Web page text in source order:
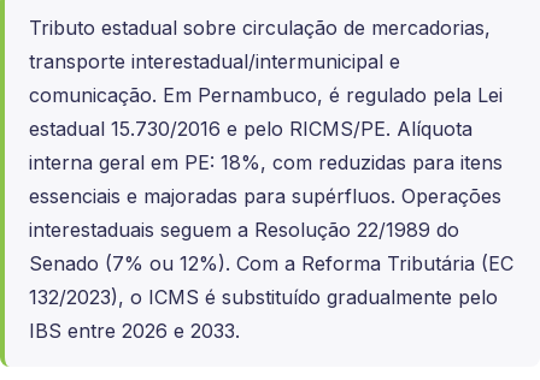
Tributo estadual sobre circulação de mercadorias,
transporte interestadual/intermunicipal e
comunicação. Em Pernambuco, é regulado pela Lei
estadual 15.730/2016 e pelo RICMS/PE. Alíquota
interna geral em PE: 18%, com reduzidas para itens
essenciais e majoradas para supérfluos. Operações
interestaduais seguem a Resolução 22/1989 do
Senado (7% ou 12%). Com a Reforma Tributária (EC
132/2023), o ICMS é substituído gradualmente pelo
IBS entre 2026 e 2033.